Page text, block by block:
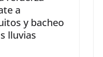
a
y bacheo
lluvias